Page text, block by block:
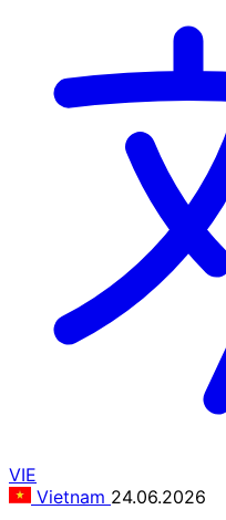
VIE
Vietnam 24.06.2026